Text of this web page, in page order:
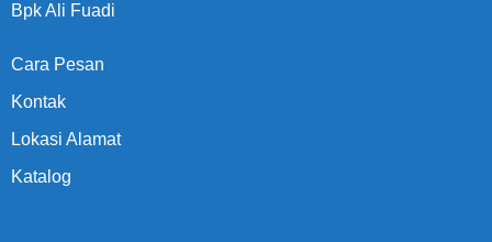
Bpk Ali Fuadi
Cara Pesan
Kontak
Lokasi Alamat
Katalog